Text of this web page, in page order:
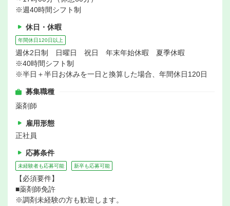
※週40時間シフト制
休日・休暇
年間休日120日以上
週休2日制 日曜日 祝日 年末年始休暇 夏季休暇
※40時間シフト制
※半日＋半日お休みを一日と換算した場合、年間休日120日
募集職種
薬剤師
雇用形態
正社員
応募条件
未経験者も応募可能 新卒も応募可能
【必須要件】
■薬剤師免許
※調剤未経験の方も歓迎します。